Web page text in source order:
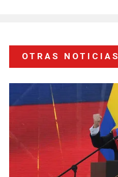
OTRAS NOTICIAS